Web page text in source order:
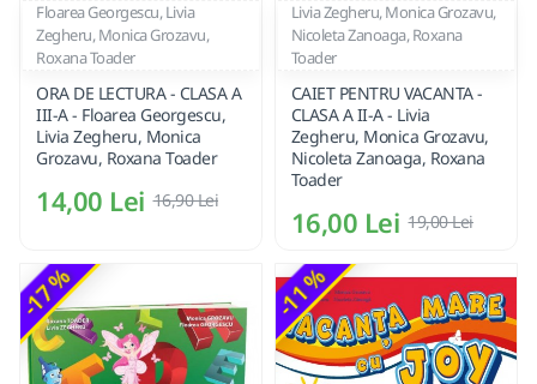
Floarea Georgescu, Livia
Zegheru, Monica Grozavu,
Roxana Toader
ORA DE LECTURA - CLASA A
III-A - Floarea Georgescu,
Livia Zegheru, Monica
Grozavu, Roxana Toader
14,00 Lei 16,90 Lei
Livia Zegheru, Monica Grozavu,
Nicoleta Zanoaga, Roxana
Toader
CAIET PENTRU VACANTA -
CLASA A II-A - Livia
Zegheru, Monica Grozavu,
Nicoleta Zanoaga, Roxana
Toader
16,00 Lei 19,00 Lei
-17 % -11 %